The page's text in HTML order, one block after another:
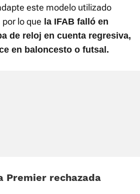
este modelo utilizado
lo que la IFAB falló en
de reloj en cuenta regresiva,
en baloncesto o futsal.
Premier rechazada